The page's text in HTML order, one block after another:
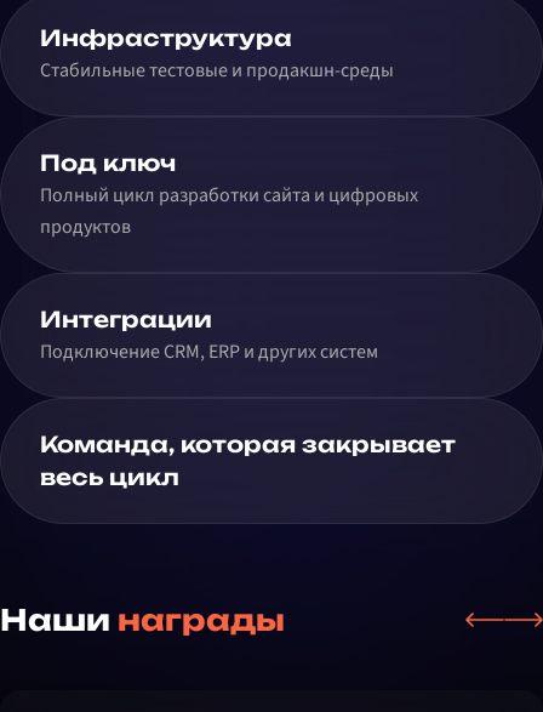
Инфраструктура
Стабильные тестовые и продакшн-среды
Под ключ
Полный цикл разработки сайта и цифровых
продуктов
Интеграции
Подключение CRM, ERP и других систем
Команда, которая закрывает
весь цикл
Наши награды